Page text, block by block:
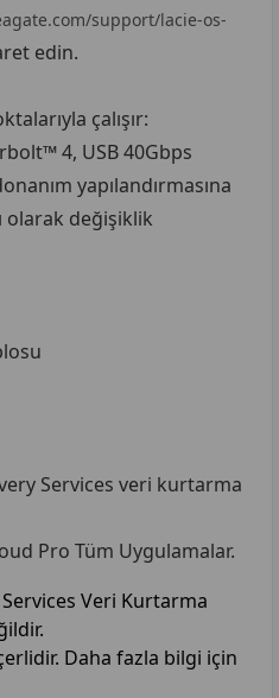
support/lacie-os-
edin.
çalışır:
4, USB 40Gbps
yapılandırmasına
olarak değişiklik
Services veri kurtarma
Pro Tüm Uygulamalar.
Veri Kurtarma
Daha fazla bilgi için